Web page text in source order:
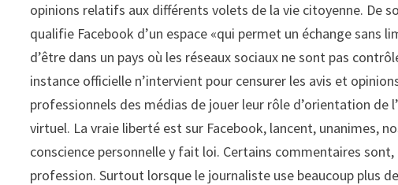
opinions relatifs aux différents volets de la vie citoyenne. De
qualifie Facebook d’un espace «qui permet un échange sans
d’être dans un pays où les réseaux sociaux ne sont pas
instance officielle n’intervient pour censurer les avis et
professionnels des médias de jouer leur rôle d’orientation de
virtuel. La vraie liberté est sur Facebook, lancent, unanimes,
conscience personnelle y fait loi. Certains commentaires
profession. Surtout lorsque le journaliste use beaucoup plus